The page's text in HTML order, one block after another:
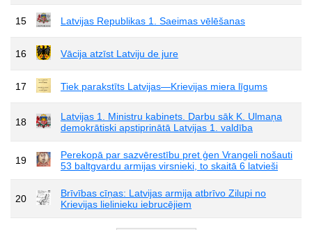
15 Latvijas Republikas 1. Saeimas vēlēšanas
16 Vācija atzīst Latviju de jure
17 Tiek parakstīts Latvijas—Krievijas miera līgums
18
Latvijas 1. Ministru kabinets. Darbu sāk K. Ulmaņa
demokrātiski apstiprinātā Latvijas 1. valdība
19
Perekopā par sazvērestību pret ģen Vrangeli nošauti
53 baltgvardu armijas virsnieki, to skaitā 6 latvieši
20
Brīvības cīņas: Latvijas armija atbrīvo Zilupi no
Krievijas lielinieku iebrucējiem